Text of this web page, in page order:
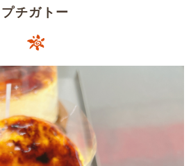
プチガトー